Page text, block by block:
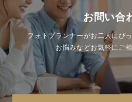
お問い合
フォトプランナーがお二人にぴ
お悩みなどお気軽にご